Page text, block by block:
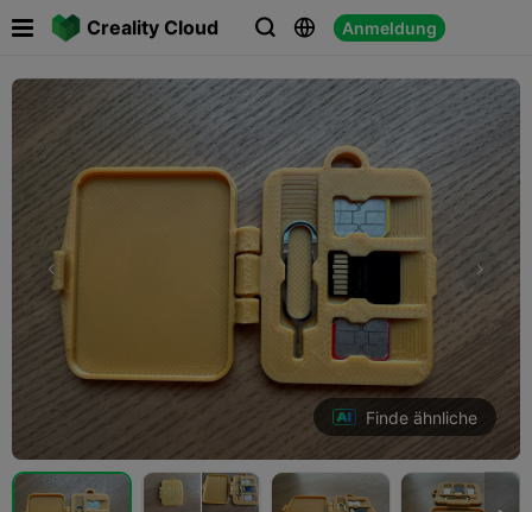
Creality Cloud   Anmeldung
 
Finde ähnliche